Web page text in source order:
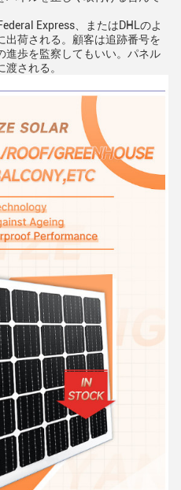
Express、またはDHLのよ
出荷される。顧客は追跡番号を
進歩を監察してもいい。パネル
される。